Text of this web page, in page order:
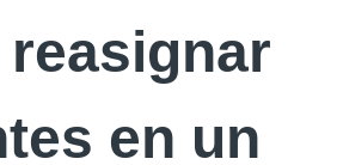
en un